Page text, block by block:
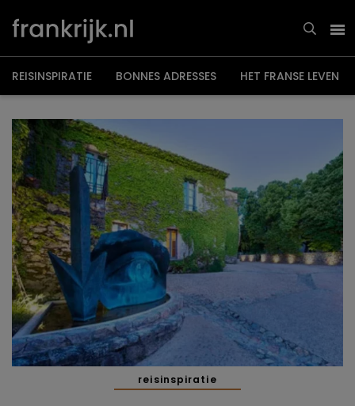
naar
inhoud
REISINSPIRATIE BONNES ADRESSES HET FRANSE LEVEN
reisinspiratie